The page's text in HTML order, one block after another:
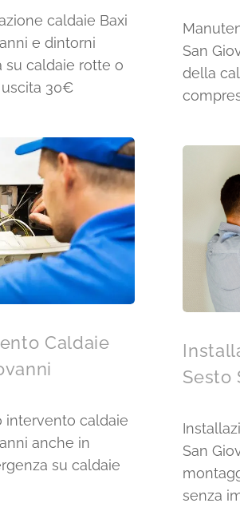
caldaie Baxi
e dintorni
su caldaie rotte o
30€
Caldaie
intervento caldaie
anche in
su caldaie
San
della
Sesto
San
senza